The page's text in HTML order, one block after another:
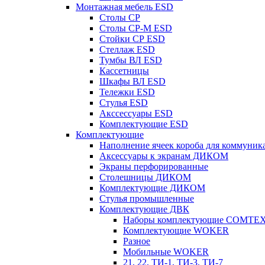
Монтажная мебель ESD
Столы СР
Столы СР-М ESD
Стойки СР ESD
Стеллаж ESD
Тумбы ВЛ ESD
Кассетницы
Шкафы ВЛ ESD
Тележки ESD
Стулья ESD
Акссессуары ESD
Комплектующие ESD
Комплектующие
Наполнение ячеек короба для
Аксессуары к экранам ДИКОМ
Экраны перфорированные
Cтолешницы ДИКОМ
Комплектующие ДИКОМ
Стулья промышленные
Комплектующие ДВК
Наборы комплектующие
Комплектующие WOKER
Разное
Мобильные WOKER
21, 22, ТИ-1, ТИ-3, ТИ-7